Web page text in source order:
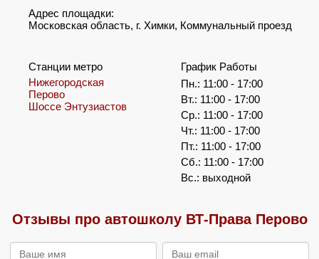
Адрес площадки:
Московская область, г. Химки, Коммунальный проезд
Станции метро
Нижегородская
Перово
Шоссе Энтузиастов
График Работы
Пн.: 11:00 - 17:00
Вт.: 11:00 - 17:00
Ср.: 11:00 - 17:00
Чт.: 11:00 - 17:00
Пт.: 11:00 - 17:00
Сб.: 11:00 - 17:00
Вс.: выходной
Отзывы про автошколу ВТ-Права Перово